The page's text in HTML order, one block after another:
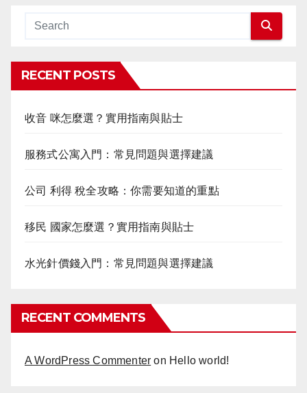
RECENT POSTS
收音 咪怎麼選？實用指南與貼士
服務式公寓入門：常見問題與選擇建議
公司 利得 稅全攻略：你需要知道的重點
移民 國家怎麼選？實用指南與貼士
水光針價錢入門：常見問題與選擇建議
RECENT COMMENTS
A WordPress Commenter on Hello world!